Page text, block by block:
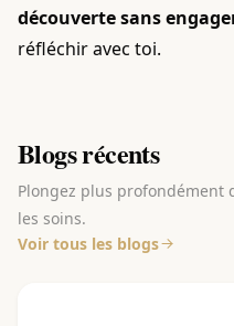
découverte sans
réfléchir avec toi.
Blogs récents
Plongez plus profondément
les soins.
Voir tous les blogs